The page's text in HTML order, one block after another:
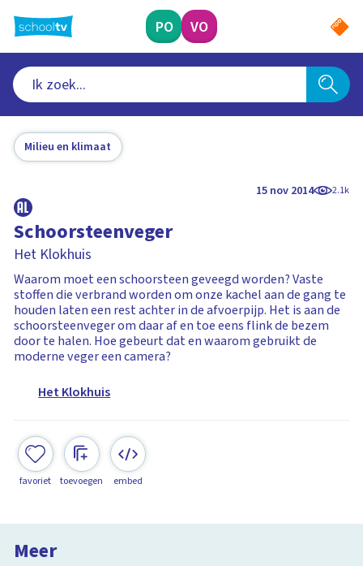
naar
hoofdinhoud
PO VO
Milieu en klimaat
15 nov 2014 2.1k
Schoorsteenveger
Het Klokhuis
Waarom moet een schoorsteen geveegd worden? Vaste
stoffen die verbrand worden om onze kachel aan de gang te
houden laten een rest achter in de afvoerpijp. Het is aan de
schoorsteenveger om daar af en toe eens flink de bezem
door te halen. Hoe gebeurt dat en waarom gebruikt de
moderne veger een camera?
Het Klokhuis
favoriet toevoegen embed
Meer